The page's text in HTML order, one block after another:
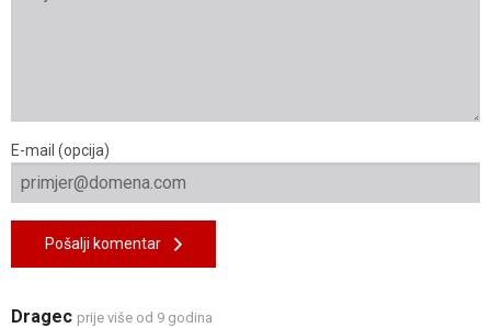
E-mail (opcija)
Pošalji komentar
Dragec prije više od 9 godina